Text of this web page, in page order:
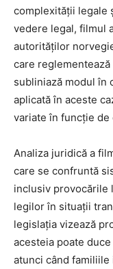
complexității legale
vedere legal, filmul
autorităților
care
subliniază modul în
aplicată în aceste
variate în funcție
Analiza juridică a
care se confruntă
inclusiv provocările
legilor în situații
legislația vizează
acesteia poate
atunci când